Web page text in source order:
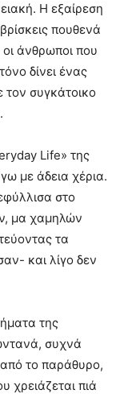
Η εξαίρεση
πουθενά
οι άνθρωποι που
δίνει ένας
τον συγκάτοικο
Life» της
με άδεια χέρια.
στο
μα χαμηλών
τα
και λίγο δεν
της
συχνά
από το παράθυρο,
πιά